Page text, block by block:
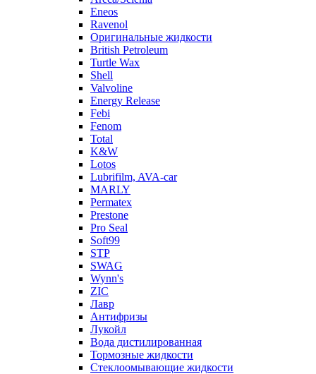
Eneos
Ravenol
Оригинальные жидкости
British Petroleum
Turtle Wax
Shell
Valvoline
Energy Release
Febi
Fenom
Total
K&W
Lotos
Lubrifilm, AVA-car
MARLY
Permatex
Prestone
Pro Seal
Soft99
STP
SWAG
Wynn's
ZIC
Лавр
Антифризы
Лукойл
Вода дистилированная
Тормозные жидкости
Стеклоомывающие жидкости